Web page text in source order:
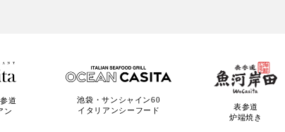
道
ン
池袋・サンシャイン60
イタリアンシーフード
表参道
炉端焼き